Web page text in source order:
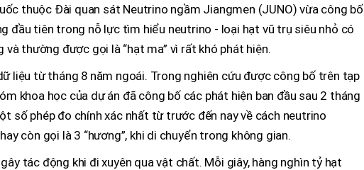
thuộc Đài quan sát Neutrino ngầm Jiangmen (JUNO) vừa công bố
đầu tiên trong nỗ lực tìm hiểu neutrino - loại hạt vũ trụ siêu nhỏ có
và thường được gọi là “hạt ma” vì rất khó phát hiện.
liệu từ tháng 8 năm ngoái. Trong nghiên cứu được công bố trên tạp
khoa học của dự án đã công bố các phát hiện ban đầu sau 2 tháng
số phép đo chính xác nhất từ trước đến nay về cách neutrino
còn gọi là 3 “hương”, khi di chuyển trong không gian.
tác động khi đi xuyên qua vật chất. Mỗi giây, hàng nghìn tỷ hạt